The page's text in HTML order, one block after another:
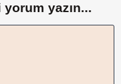
yazın...